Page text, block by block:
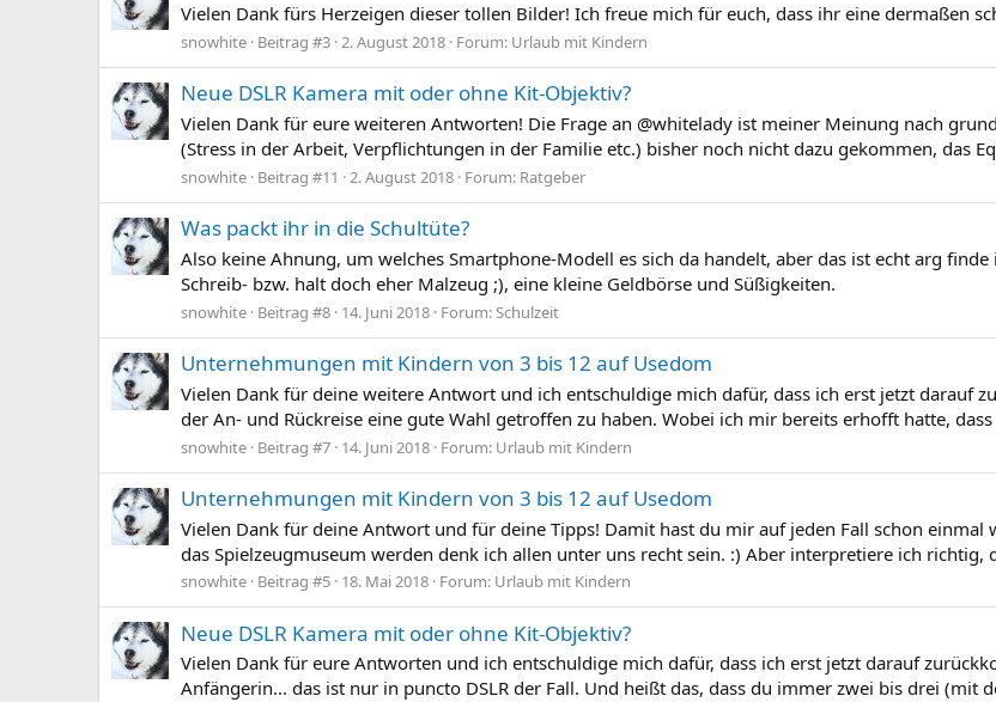
Vielen Dank fürs Herzeigen dieser tollen Bilder! Ich freue mich für euch, dass ihr eine dermaßen
snowhite Beitrag #3 2. August 2018 Forum: Urlaub mit Kindern
Neue DSLR Kamera mit oder ohne Kit-Objektiv?
Vielen Dank für eure weiteren Antworten! Die Frage an @whitelady ist meiner Meinung nach
(Stress in der Arbeit, Verpflichtungen in der Familie etc.) bisher noch nicht dazu gekommen, das
snowhite Beitrag #11 2. August 2018 Forum: Ratgeber
Was packt ihr in die Schultüte?
Also keine Ahnung, um welches Smartphone-Modell es sich da handelt, aber das ist echt arg
Schreib- bzw. halt doch eher Malzeug ;), eine kleine Geldbörse und Süßigkeiten.
snowhite Beitrag #8 14. Juni 2018 Forum:Schulzeit
Unternehmungen mit Kindern von 3 bis 12 auf Usedom
Vielen Dank für deine weitere Antwort und ich entschuldige mich dafür, dass ich erst jetzt darauf
der An- und Rückreise eine gute Wahl getroffen zu haben. Wobei ich mir bereits erhofft hatte,
snowhite Beitrag #7 14. Juni 2018 Forum: Urlaub mit Kindern
Unternehmungen mit Kindern von 3 bis 12 auf Usedom
Vielen Dank für deine Antwort und für deine Tipps! Damit hast du mir auf jeden Fall schon
das Spielzeugmuseum werden denk ich allen unter uns recht sein. :) Aber interpretiere ich richtig,
snowhite Beitrag #5 18. Mai 2018 Forum: Urlaub mit Kindern
Neue DSLR Kamera mit oder ohne Kit-Objektiv?
Vielen Dank für eure Antworten und ich entschuldige mich dafür, dass ich erst jetzt darauf
Anfängerin... das ist nur in puncto DSLR der Fall. Und heißt das, dass du immer zwei bis drei (mit